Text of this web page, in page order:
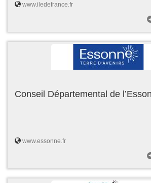
www.iledefrance.fr
Conseil Départemental de
www.essonne.fr